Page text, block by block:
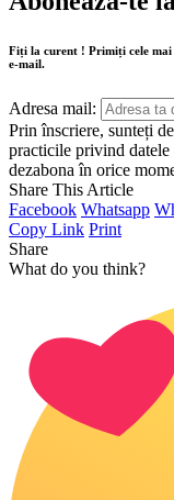
Fiți la curent ! Primiți cele mai
e-mail.
Adresa mail:
Prin înscriere, sunteți
practicile privind datele
dezabona în orice
Share This Article
Facebook Whatsapp
Copy Link Print
Share
What do you think?